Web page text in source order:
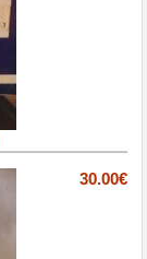
30.00€